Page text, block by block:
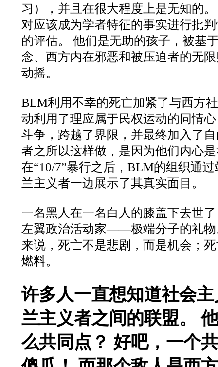
习），并且在很大程度上是无知的
对应该成为学者特征的事实进行批
的评估。 他们是无助的孩子，被基
念、西方内在邪恶和被压迫者的无
动摇。
BLM利用不幸的死亡加紧了与西方
动利用了理应属于民权运动的同情
斗争，跨越了界限，并最终加入了
者之所以这样做，是因为他们内心
在“10/7”暴行之后，BLM的组织通
兰主义者一边展示了其真实面目。
一名黑人在一名白人的膝盖下去世
左翼政治活动家——极端分子的礼物
来说，死亡不是悲剧，而是机会；
燃料。
许多人一直想知道社会
兰主义者之间的联盟。
么共同点？ 好吧，一个